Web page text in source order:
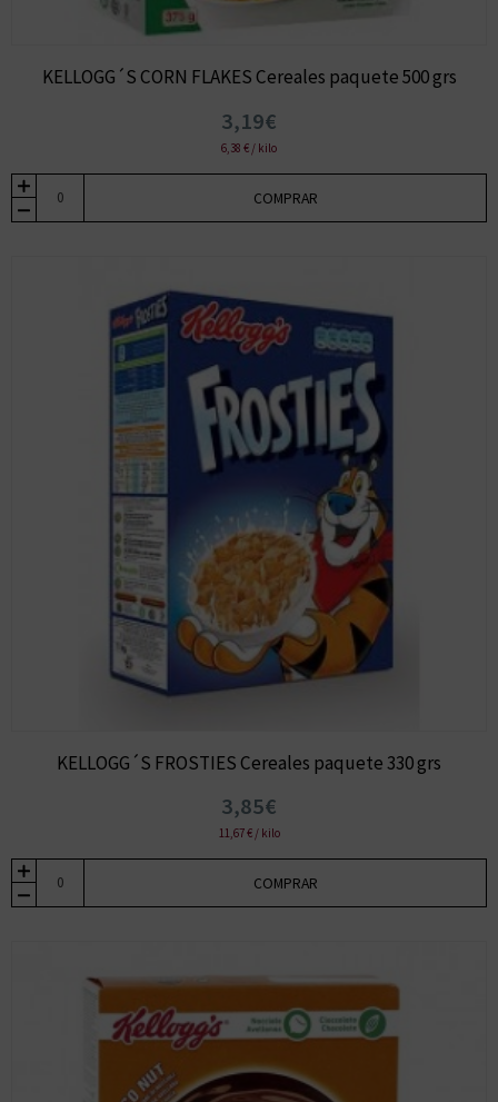
KELLOGG´S CORN FLAKES Cereales paquete 500 grs
3,19€
6,38 € / kilo
COMPRAR
KELLOGG´S FROSTIES Cereales paquete 330 grs
3,85€
11,67 € / kilo
COMPRAR